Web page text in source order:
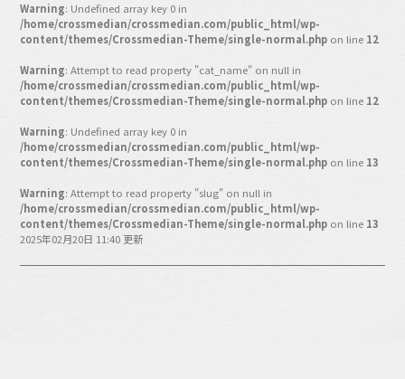
MY WORK
編集4.0
人間主義的経営
シンカケイコウホウ
バックオフィス
その他
動画
ビジネス・ブック・アカデミー
業界ビジネス
CMGNOW!
Warning: Undefined array key 0 in
/home/crossmedian/crossmedian.com/public_html/wp-
content/themes/Crossmedian-Theme/single-normal.php on line 12
Warning: Attempt to read property "cat_name" on null in
/home/crossmedian/crossmedian.com/public_html/wp-
content/themes/Crossmedian-Theme/single-normal.php on line 12
Warning: Undefined array key 0 in
/home/crossmedian/crossmedian.com/public_html/wp-
content/themes/Crossmedian-Theme/single-normal.php on line 13
Warning: Attempt to read property "slug" on null in
/home/crossmedian/crossmedian.com/public_html/wp-
content/themes/Crossmedian-Theme/single-normal.php on line 13
2025年02月20日 11:40 更新